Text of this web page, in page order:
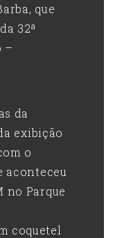
que
32ª
–
da
exibição
o
aconteceu
no Parque
coquetel